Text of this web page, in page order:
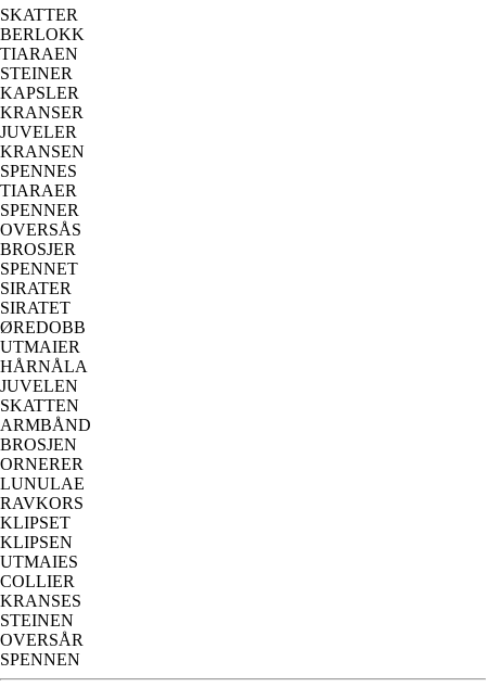
SKATTER
BERLOKK
TIARAEN
STEINER
KAPSLER
KRANSER
JUVELER
KRANSEN
SPENNES
TIARAER
SPENNER
OVERSÅS
BROSJER
SPENNET
SIRATER
SIRATET
ØREDOBB
UTMAIER
HÅRNÅLA
JUVELEN
SKATTEN
ARMBÅND
BROSJEN
ORNERER
LUNULAE
RAVKORS
KLIPSET
KLIPSEN
UTMAIES
COLLIER
KRANSES
STEINEN
OVERSÅR
SPENNEN